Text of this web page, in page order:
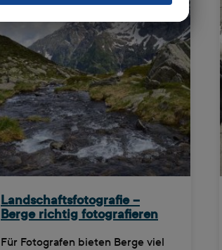
Landschaftsfotografie –
Berge richtig fotografieren
Für Fotografen bieten Berge viel